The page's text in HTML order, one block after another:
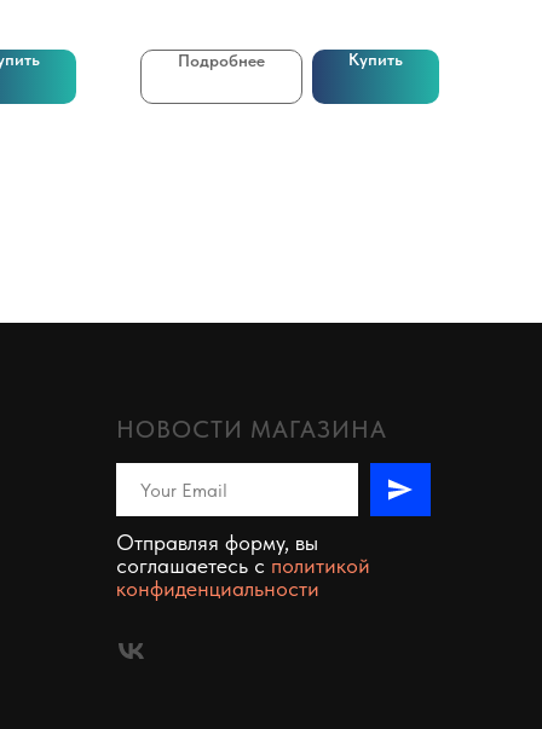
Подробнее Купить
НОВОСТИ МАГАЗИНА
Отправляя форму, вы
соглашаетесь c политикой
конфиденциальности